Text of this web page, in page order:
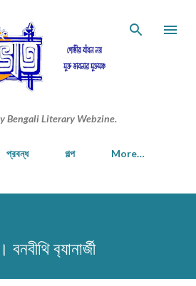
Bengali Literary Webzine.
প্রবন্ধ গল্প More…
ব‍্যানার্জী